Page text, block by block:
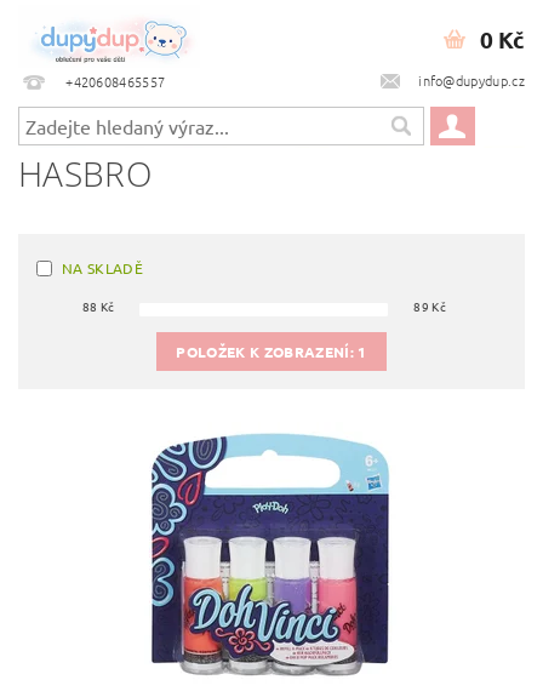
+420608465557 info@dupydup.cz
0 Kč
HASBRO
NA SKLADĚ
88 Kč 89 Kč
POLOŽEK K ZOBRAZENÍ: 1